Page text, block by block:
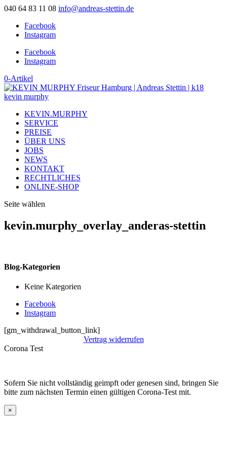
040 64 83 11 08 info@andreas-stettin.de
Facebook
Instagram
Facebook
Instagram
0-Artikel
KEVIN.MURPHY
SERVICE
PREISE
ÜBER UNS
JOBS
NEWS
KONTAKT
RECHTLICHES
ONLINE-SHOP
Seite wählen
kevin.murphy_overlay_anderas-stettin
Blog-Kategorien
Keine Kategorien
Facebook
Instagram
[gm_withdrawal_button_link]
Vertrag widerrufen
Corona Test
Sofern Sie nicht vollständig geimpft oder genesen sind, bringen Sie
bitte zum nächsten Termin einen gültigen Corona-Test mit.
×